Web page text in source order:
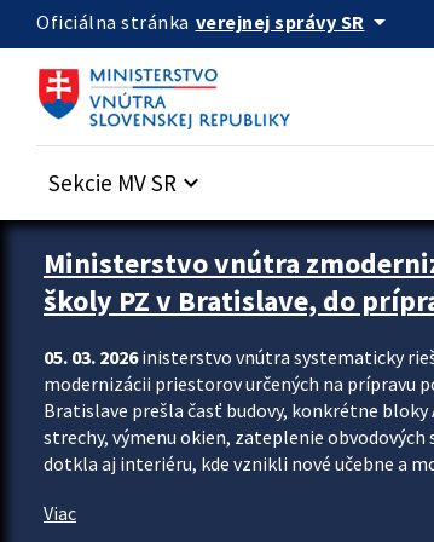
Preskocit na hlavný obsah
Oficiálna stránka verejnej správy SR arrow_drop_down
Sekcie MV SR keyboard_arrow_down
Ministerstvo vnútra
školy PZ v Bratislave, do
05. 03. 2026inisterstvo vnútra systematicky
modernizácii priestorov určených na prípravu
Bratislave prešla časť budovy, konkrétne
strechy, výmenu okien, zateplenie
dotkla aj interiéru, kde vznikli nové učebne a
Viac